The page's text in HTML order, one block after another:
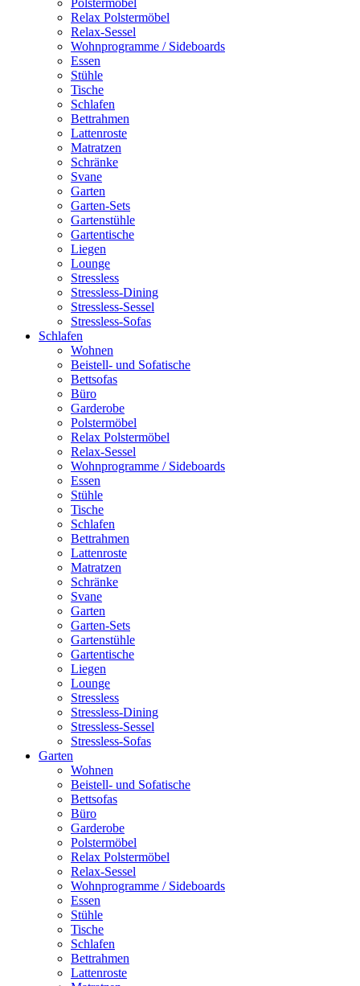
Polstermöbel
Relax Polstermöbel
Relax-Sessel
Wohnprogramme / Sideboards
Essen
Stühle
Tische
Schlafen
Bettrahmen
Lattenroste
Matratzen
Schränke
Svane
Garten
Garten-Sets
Gartenstühle
Gartentische
Liegen
Lounge
Stressless
Stressless-Dining
Stressless-Sessel
Stressless-Sofas
Schlafen
Wohnen
Beistell- und Sofatische
Bettsofas
Büro
Garderobe
Polstermöbel
Relax Polstermöbel
Relax-Sessel
Wohnprogramme / Sideboards
Essen
Stühle
Tische
Schlafen
Bettrahmen
Lattenroste
Matratzen
Schränke
Svane
Garten
Garten-Sets
Gartenstühle
Gartentische
Liegen
Lounge
Stressless
Stressless-Dining
Stressless-Sessel
Stressless-Sofas
Garten
Wohnen
Beistell- und Sofatische
Bettsofas
Büro
Garderobe
Polstermöbel
Relax Polstermöbel
Relax-Sessel
Wohnprogramme / Sideboards
Essen
Stühle
Tische
Schlafen
Bettrahmen
Lattenroste